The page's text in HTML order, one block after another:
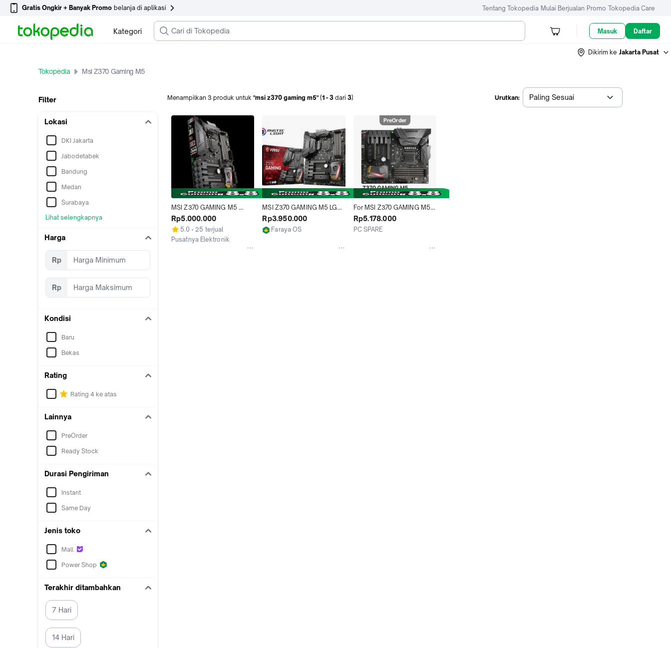
Gratis Ongkir + Banyak Promo belanja di aplikasi Tentang Tokopedia Mulai Berjualan Promo Tokopedia Care
Kategori Masuk Daftar
Dikirim ke Jakarta Pusat
Tokopedia Msi Z370 Gaming M5
Filter
Lokasi
DKI Jakarta
Jabodetabek
Bandung
Medan
Surabaya
Lihat selengkapnya
Harga
Rp
Rp
Kondisi
Baru
Bekas
Rating
Rating 4 ke atas
Lainnya
PreOrder
Ready Stock
Durasi Pengiriman
Instant
Same Day
Jenis toko
Mall
Power Shop
Terakhir ditambahkan
7 Hari
14 Hari
Menampilkan 3 produk untuk "msi z370 gaming m5" (1 -3 dari 3) Urutkan: Paling Sesuai
MSI Z370 GAMING M5
(SOCKET 1151 COFFEE
LAKE)
Rp5.000.000
5.0
25 terjual
Pusatnya Elektronik
MSI Z370 GAMING M5 LGA
1151 COFFEELAKE
Rp3.950.000
Faraya OS
PreOrder
For MSI Z370 GAMING M5
Motherboard 64GB LGA
1151 DDR4 ATX Z370
Rp5.178.000
PC SPARE